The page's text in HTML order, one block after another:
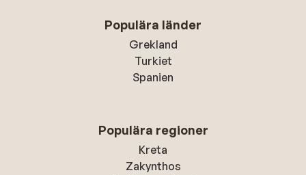
Populära länder
Grekland
Turkiet
Spanien
Populära regioner
Kreta
Zakynthos